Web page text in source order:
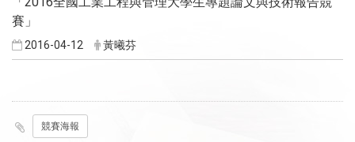
賽」
2016-04-12 黃曦芬
競賽海報